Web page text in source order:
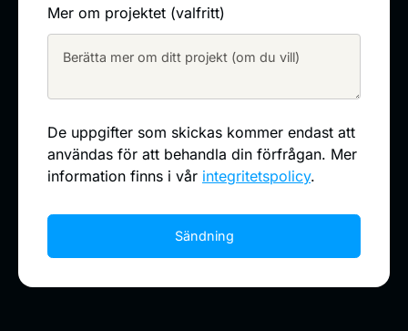
Mer om projektet (valfritt)
De uppgifter som skickas kommer endast att
användas för att behandla din förfrågan. Mer
information finns i vår integritetspolicy.